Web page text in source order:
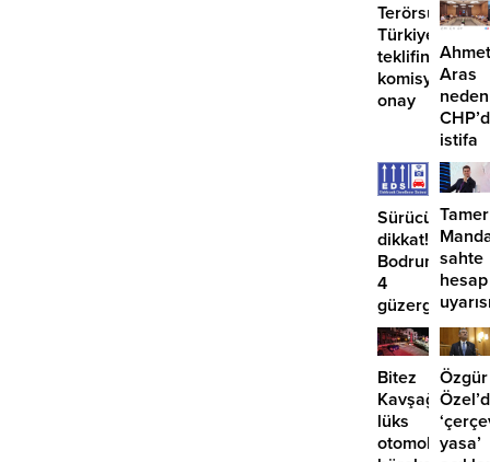
Terörsüz
Türkiye
teklifine
komisyondan
onay
Ahmet
Aras
neden
istifa
Sürücüler
dikkat!
Bodrum’da
4
güzergahta
EDS
başlıyor
Tamer
sahte
hesap
Bitez
Kavşağı’nda
lüks
otomobil
Özgür
yasa’